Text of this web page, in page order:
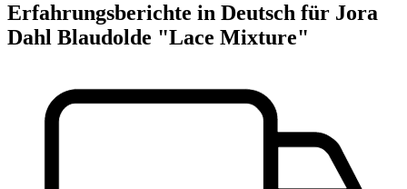
Erfahrungsberichte in Deutsch für Jora
Dahl Blaudolde "Lace Mixture"